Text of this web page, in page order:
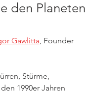
den Planeten
Gawlitta, Founder
Stürme,
1990er Jahren